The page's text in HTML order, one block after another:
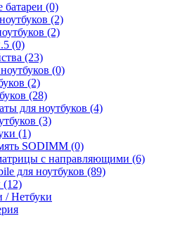
батареи (0)
(2)
(2)
(0)
(23)
(0)
(2)
(28)
для ноутбуков (4)
(3)
(1)
SODIMM (0)
с направляющими (6)
для ноутбуков (89)
/ Нетбуки